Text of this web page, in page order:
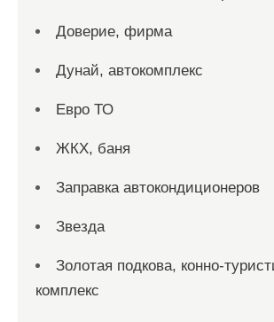
Доверие, фирма
Дунай, автокомплекс
Евро ТО
ЖКХ, баня
Заправка автокондиционеров
Звезда
Золотая подкова, конно-
комплекс